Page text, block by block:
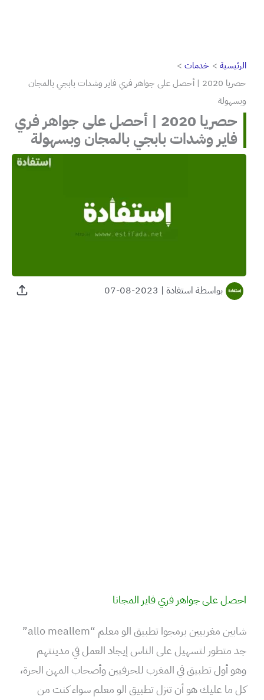
الرئيسية
خدمات
حصريا 2020 | أحصل على جواهر فري فاير وشدات بابجي بالمجان
وبسهولة
حصريا 2020 | أحصل على جواهر فري
فاير وشدات بابجي بالمجان وبسهولة
بواسطة استفادة |
2023-08-07
احصل على جواهر فري فاير المجانا
شابين مغربيين برمجوا تطبيق الو معلم “allo meallem”
جد متطور لتسهيل على الناس إيجاد العمل في مدينتهم
وهو أول تطبيق في المغرب للحرفيين وأصحاب المهن الحرة،
كل ما عليك هو أن تنزل تطبيق الو معلم سواء كنت من